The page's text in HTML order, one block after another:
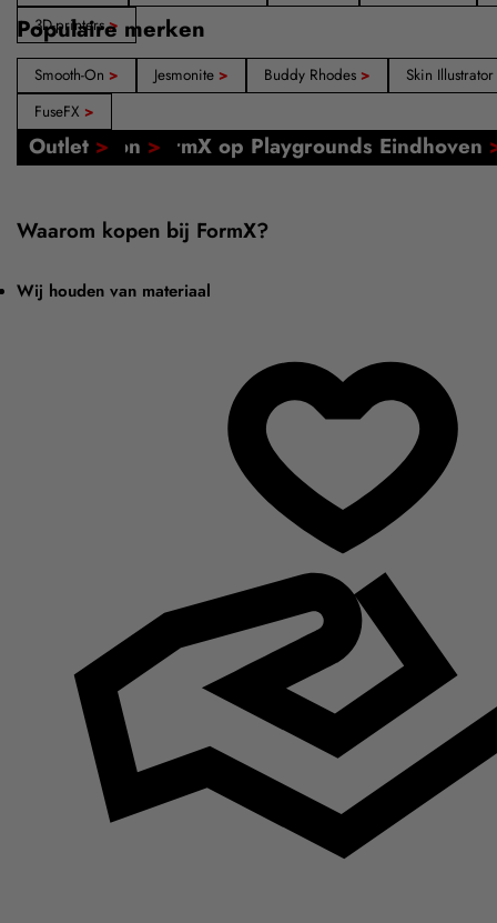
3D-printers>
Populaire merken
Smooth-On > Jesmonite > Buddy Rhodes >
Skin Illustrator
FuseFX >
Onze winkels: Amsterdam, Barcelona, Madrid
Online tutorials>
FormX Academy>
Evenement: FormX op Playgrounds Eindhoven
Cadeaubon >
Outlet >
Waarom kopen bij FormX?
Wij houden van materiaal